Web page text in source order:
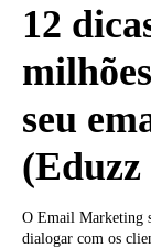
12
seu
O Email Marketing
dialogar com os